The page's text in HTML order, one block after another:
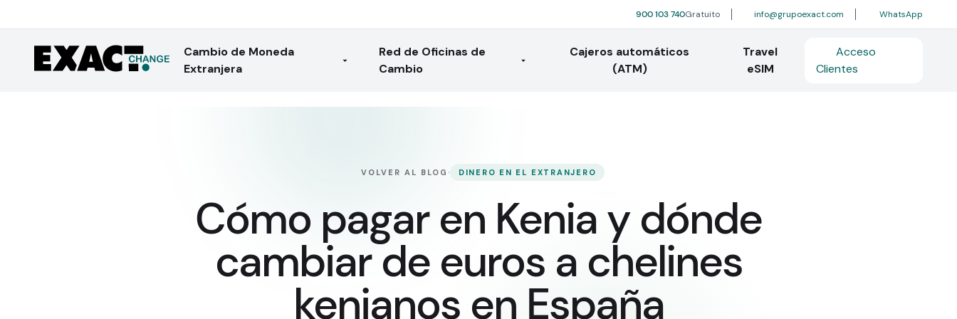
900 103 740Gratuito info@grupoexact.com WhatsApp
Cambio de Moneda
Extranjera
Red de Oficinas de
Cambio
Cajeros automáticos
(ATM)
Travel
eSIM
Acceso
Clientes
VOLVER AL BLOG · DINERO EN EL EXTRANJERO
Cómo pagar en Kenia y dónde
cambiar de euros a chelines
kenianos en España